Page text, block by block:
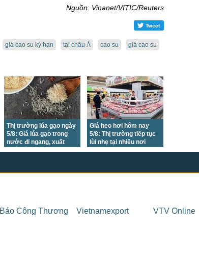
Nguồn: Vinanet/VITIC/Reuters
Tweet
giá cao su kỳ hạn tại châu Á cao su giá cao su
Thị trường lúa gạo ngày
5/8: Giá lúa gạo trong
nước đi ngang, xuất
Giá heo hơi hôm nay
5/8: Thị trường tiếp tục
lùi nhẹ tại nhiều nơi
Báo Công Thương Vietnamexport VTV Online